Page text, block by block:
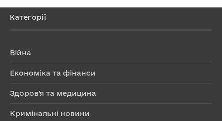
Категорії
Війна
Економіка та фінанси
Здоров'я та медицина
Кримінальні новини